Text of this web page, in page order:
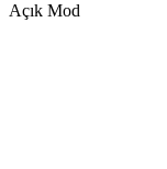
Açık Mod